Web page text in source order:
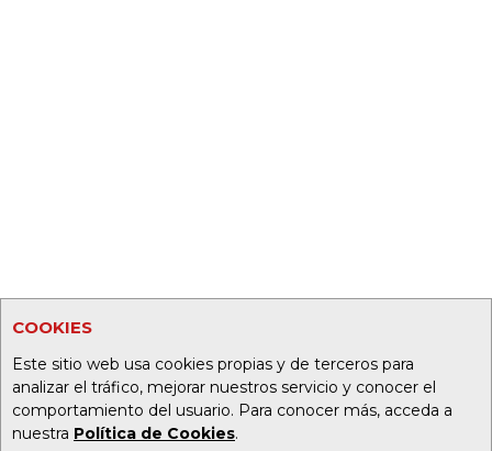
COOKIES
Este sitio web usa cookies propias y de terceros para
analizar el tráfico, mejorar nuestros servicio y conocer el
comportamiento del usuario. Para conocer más, acceda a
nuestra Política de Cookies.